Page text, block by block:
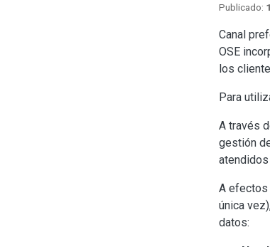
Canal
OSE
los
Para
A través
gestión
A efectos
única
datos: